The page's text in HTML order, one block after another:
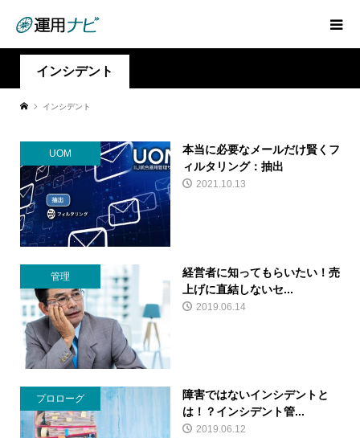
インシデント
インシデント
UOM
本当に必要なメールだけ賢くフ
ィルタリング：抽出
2021.10.13
管理
経営者に知ってもらいたい！売
上げに直結しないセ...
2019.06.14
プロローグ
障害ではないインシデントと
は！？インシデント管...
2019.06.12